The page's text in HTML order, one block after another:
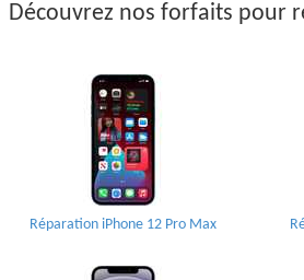
Découvrez nos forfaits pour
Réparation iPhone 12 Pro Max